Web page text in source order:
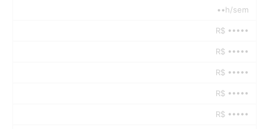
••h/sem
R$ •••••
R$ •••••
R$ •••••
R$ •••••
R$ •••••